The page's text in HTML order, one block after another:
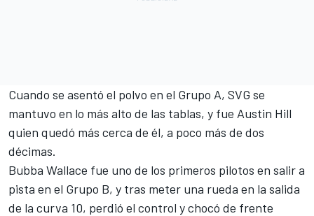
Cuando se asentó el polvo en el Grupo A, SVG se
mantuvo en lo más alto de las tablas, y fue Austin Hill
quien quedó más cerca de él, a poco más de dos
décimas.
Bubba Wallace fue uno de los primeros pilotos en salir a
pista en el Grupo B, y tras meter una rueda en la salida
de la curva 10, perdió el control y chocó de frente